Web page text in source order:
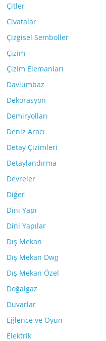
Çitler
Civatalar
Çizgisel Semboller
Çizim
Çizim Elemanları
Davlumbaz
Dekorasyon
Demiryolları
Deniz Aracı
Detay Çizimleri
Detaylandırma
Devreler
Diğer
Dini Yapı
Dini Yapılar
Dış Mekan
Dış Mekan Dwg
Dış Mekan Özel
Doğalgaz
Duvarlar
Eğlence ve Oyun
Elektrik